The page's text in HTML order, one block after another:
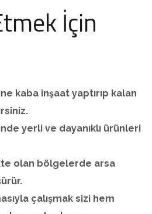
İçin
kaba inşaat yaptırıp kalan
yerli ve dayanıklı ürünleri
olan bölgelerde arsa
çalışmak sizi hem